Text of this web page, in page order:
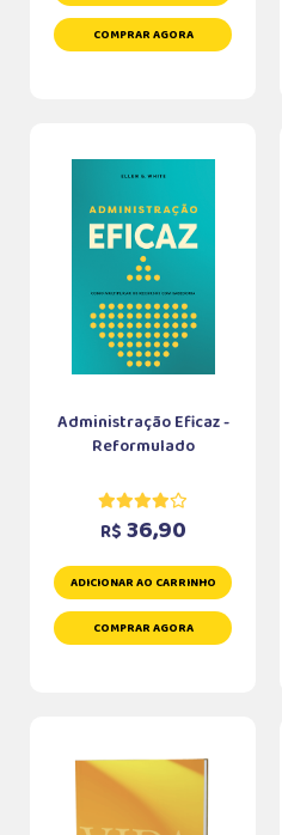
COMPRAR AGORA
Administração Eficaz -
Reformulado
R$ 36,90
ADICIONAR AO CARRINHO
COMPRAR AGORA